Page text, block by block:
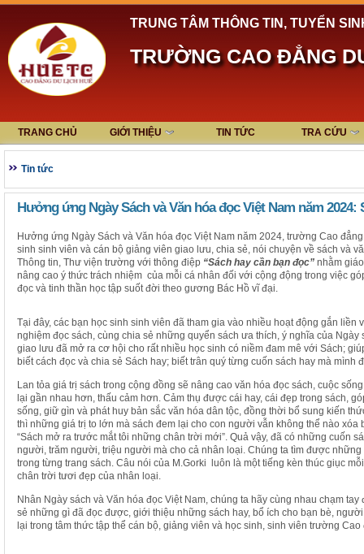
TRUNG TÂM THÔNG TIN, TUYỂN
TRƯỜNG CAO ĐẲNG
TRANG CHỦ GIỚI THIỆU TIN TỨC TRA CỨU
Tin tức
Hưởng ứng Ngày Sách và Văn hóa đọc Việt Nam năm 2024:
Hưởng ứng Ngày Sách và Văn hóa đọc Việt Nam năm 2024, trường Cao
sinh sinh viên và cán bộ giảng viên giao lưu, chia sẻ, nói chuyện về sách và
Thông tin, Thư viện trường với thông điệp “Sách hay cần bạn đọc” nhằm
nâng cao ý thức trách nhiệm của mỗi cá nhân đối với cộng động trong việc
đọc và tinh thần học tập suốt đời theo gương Bác Hồ vĩ đại.
Tại đây, các bạn học sinh sinh viên đã tham gia vào nhiều hoạt động gắn
nghiệm đọc sách, cùng chia sẻ những quyển sách ưa thích, ý nghĩa của
giao lưu đã mở ra cơ hội cho rất nhiều học sinh có niềm đam mê với Sách;
biết cách đọc và chia sẻ Sách hay; biết trân quý từng cuốn sách hay mà mình
Lan tỏa giá trị sách trong cộng đồng sẽ nâng cao văn hóa đọc sách, cuộc
lại gần nhau hơn, thấu cảm hơn. Cảm thụ được cái hay, cái đẹp trong sách,
sống, giữ gìn và phát huy bản sắc văn hóa dân tộc, đồng thời bổ sung kiến
thì những giá trị to lớn mà sách đem lại cho con người vẫn không thể nào
“Sách mở ra trước mắt tôi những chân trời mới”. Quả vậy, đã có những cuốn
người, trăm người, triệu người mà cho cả nhân loại. Chúng ta tìm được
trong từng trang sách. Câu nói của M.Gorki luôn là một tiếng kèn thúc giục
chân trời tươi đẹp của nhân loại.
Nhân Ngày sách và Văn hóa đọc Việt Nam, chúng ta hãy cùng nhau chạm
sẻ những gì đã đọc được, giới thiệu những sách hay, bổ ích cho bạn bè,
lại trong tâm thức tập thể cán bộ, giảng viên và học sinh, sinh viên trường